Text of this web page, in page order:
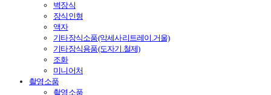
벽장식
장식인형
액자
기타장식소품(악세사리트레이.거울)
기타장식용품(도자기.철제)
조화
미니어처
촬영소품
촬영소품